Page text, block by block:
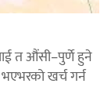
त औंसी–पुर्णे हुने
खर्च गर्न